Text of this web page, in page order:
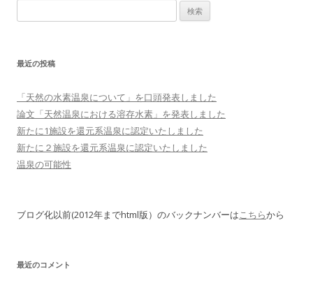
最近の投稿
「天然の水素温泉について」を口頭発表しました
論文「天然温泉における溶存水素」を発表しました
新たに1施設を還元系温泉に認定いたしました
新たに２施設を還元系温泉に認定いたしました
温泉の可能性
ブログ化以前(2012年までhtml版）のバックナンバーはこちらから
最近のコメント